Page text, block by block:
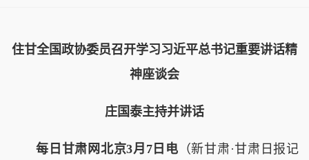
住甘全国政协委员召开学习习近平总书记重要讲话精
神座谈会
庄国泰主持并讲话
每日甘肃网北京3月7日电 （新甘肃·甘肃日报记